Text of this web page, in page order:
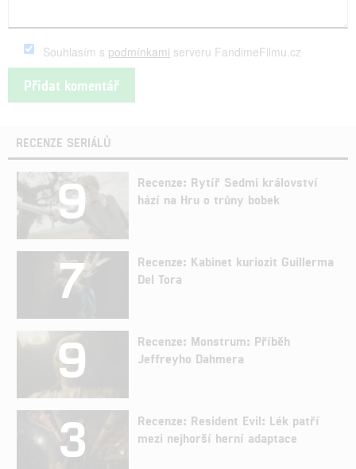
Souhlasím s podmínkami serveru FandimeFilmu.cz
RECENZE SERIÁLŮ
9
Recenze: Rytíř Sedmi království
hází na Hru o trůny bobek
7
Recenze: Kabinet kuriozit Guillerma
Del Tora
9
Recenze: Monstrum: Příběh
Jeffreyho Dahmera
3
Recenze: Resident Evil: Lék patří
mezi nejhorší herní adaptace